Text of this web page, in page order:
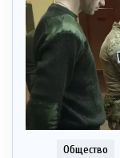
Общество